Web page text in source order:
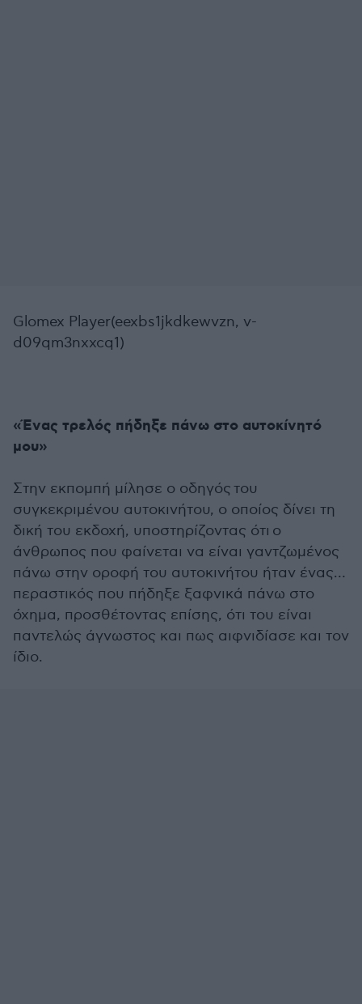
Glomex Player(eexbs1jkdkewvzn, v-
d09qm3nxxcq1)
«Ένας τρελός πήδηξε πάνω στο αυτοκίνητό
μου»
Στην εκπομπή μίλησε ο οδηγός του
συγκεκριμένου αυτοκινήτου, ο οποίος δίνει τη
δική του εκδοχή, υποστηρίζοντας ότι ο
άνθρωπος που φαίνεται να είναι γαντζωμένος
πάνω στην οροφή του αυτοκινήτου ήταν ένας…
περαστικός που πήδηξε ξαφνικά πάνω στο
όχημα, προσθέτοντας επίσης, ότι του είναι
παντελώς άγνωστος και πως αιφνιδίασε και τον
ίδιο.